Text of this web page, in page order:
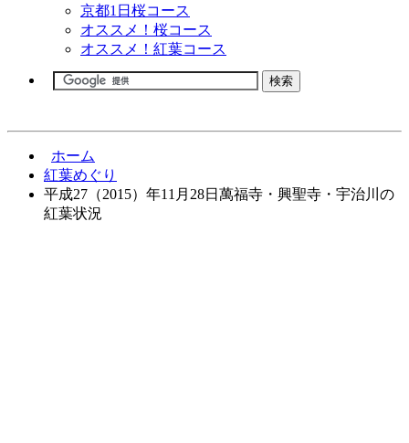
京都1日桜コース
オススメ！桜コース
オススメ！紅葉コース
ホーム
紅葉めぐり
平成27（2015）年11月28日萬福寺・興聖寺・宇治川の
紅葉状況